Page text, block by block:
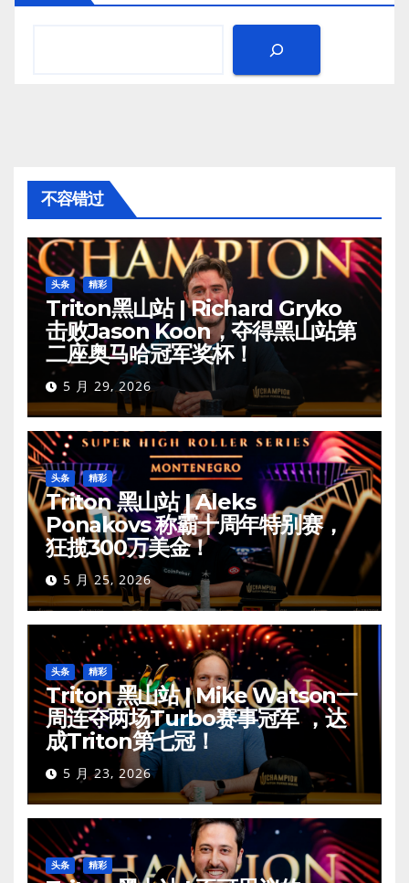
不容错过
头条 精彩
Triton黑山站 | Richard Gryko
击败Jason Koon，夺得黑山站第
二座奥马哈冠军奖杯！
5 月 29, 2026
头条 精彩
Triton 黑山站 | Aleks
Ponakovs 称霸十周年特别赛，
狂揽300万美金！
5 月 25, 2026
头条 精彩
Triton 黑山站 | Mike Watson一
周连夺两场Turbo赛事冠军 ，达
成Triton第七冠！
5 月 23, 2026
头条 精彩